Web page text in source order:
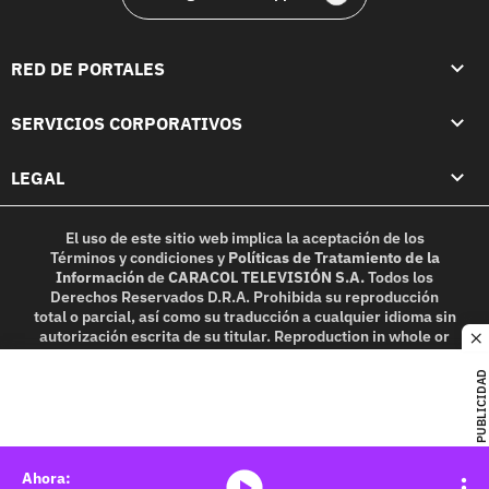
PUBLICIDAD
RED DE PORTALES
SERVICIOS CORPORATIVOS
LEGAL
El uso de este sitio web implica la aceptación de los
Términos y condicionesy Políticas de Tratamiento de la
InformacióndeCARACOL TELEVISIÓN S.A.Todos los
Derechos Reservados D.R.A. Prohibida su reproducción
total o parcial, así como su traducción a cualquier idioma sin
autorización escrita de su titular. Reproduction in whole or
in part, or translation without written permission is